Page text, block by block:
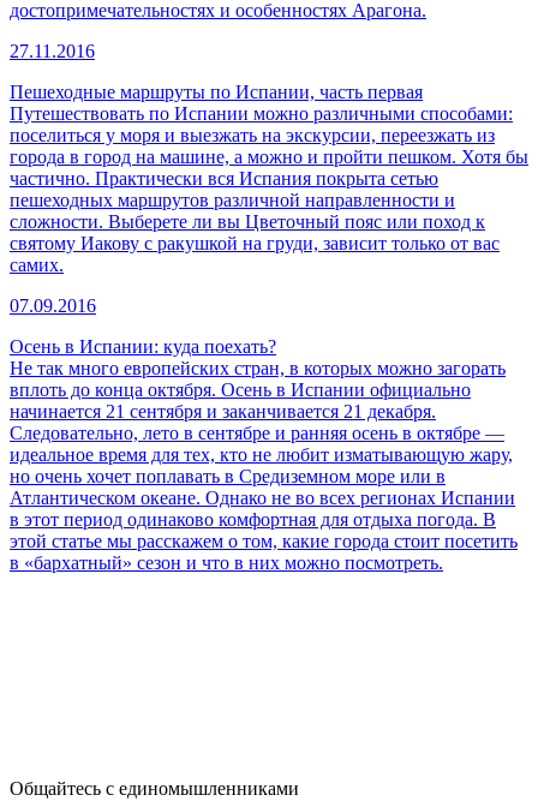
достопримечательностях и особенностях Арагона.
27.11.2016
Пешеходные маршруты по Испании, часть первая
Путешествовать по Испании можно различными способами:
поселиться у моря и выезжать на экскурсии, переезжать из
города в город на машине, а можно и пройти пешком. Хотя бы
частично. Практически вся Испания покрыта сетью
пешеходных маршрутов различной направленности и
сложности. Выберете ли вы Цветочный пояс или поход к
святому Иакову с ракушкой на груди, зависит только от вас
самих.
07.09.2016
Осень в Испании: куда поехать?
Не так много европейских стран, в которых можно загорать
вплоть до конца октября. Осень в Испании официально
начинается 21 сентября и заканчивается 21 декабря.
Следовательно, лето в сентябре и ранняя осень в октябре —
идеальное время для тех, кто не любит изматывающую жару,
но очень хочет поплавать в Средиземном море или в
Атлантическом океане. Однако не во всех регионах Испании
в этот период одинаково комфортная для отдыха погода. В
этой статье мы расскажем о том, какие города стоит посетить
в «бархатный» сезон и что в них можно посмотреть.
Общайтесь с единомышленниками